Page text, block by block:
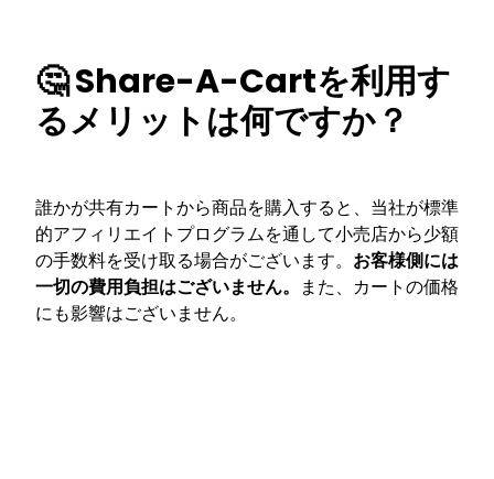
🤔 Share-A-Cartを利用す
るメリットは何ですか？
誰かが共有カートから商品を購入すると、当社が標準
的アフィリエイトプログラムを通して小売店から少額
の手数料を受け取る場合がございます。 お客様側には
一切の費用負担はございません。 また、カートの価格
にも影響はございません。